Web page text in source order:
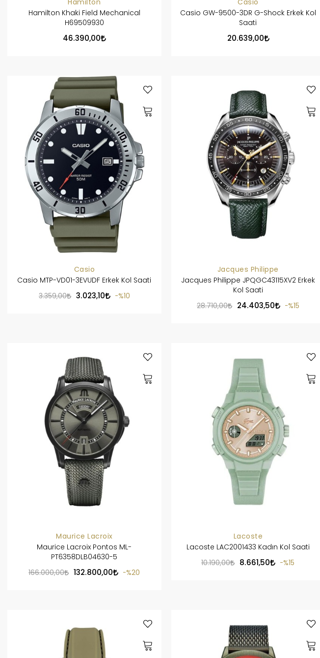
Hamilton
Hamilton Khaki Field Mechanical
H69509930
46.390,00
Casio
Casio GW-9500-3DR G-Shock Erkek Kol
Saati
20.639,00
Casio
Casio MTP-VD01-3EVUDF Erkek Kol Saati
3.359,00 3.023,10 %10
Jacques Philippe
Jacques Philippe JPQGC43115XV2 Erkek
Kol Saati
28.710,00 24.403,50 %15
Maurice Lacroix
Maurice Lacroix Pontos ML-
PT6358DLB04630-5
166.000,00 132.800,00 %20
Lacoste
Lacoste LAC2001433 Kadın Kol Saati
10.190,00 8.661,50 %15